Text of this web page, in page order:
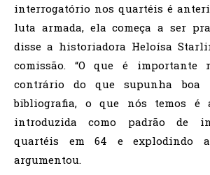
interrogatório nos quartéis é
luta armada, ela começa a ser
disse a historiadora Heloísa
comissão. “O que é
contrário do que supunha boa
bibliografia, o que nós temos é
introduzida como padrão de
quartéis em 64 e explodindo
argumentou.